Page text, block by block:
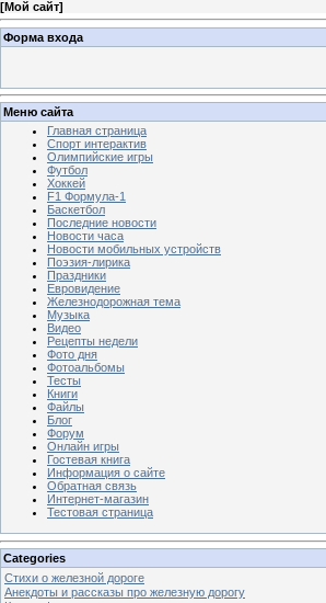
[Мой сайт]
Форма входа
Меню сайта
Главная страница
Спорт интерактив
Олимпийские игры
Футбол
Хоккей
F1 Формула-1
Баскетбол
Последние новости
Новости часа
Новости мобильных устройств
Поэзия-лирика
Праздники
Евровидение
Железнодорожная тема
Музыка
Видео
Рецепты недели
Фото дня
Фотоальбомы
Тесты
Книги
Файлы
Блог
Форум
Онлайн игры
Гостевая книга
Информация о сайте
Обратная связь
Интернет-магазин
Тестовая страница
Categories
Стихи о железной дороге
Анекдоты и рассказы про железную дорогу